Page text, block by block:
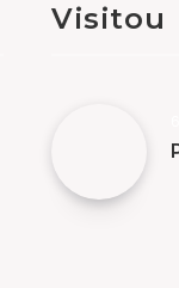
Visitou